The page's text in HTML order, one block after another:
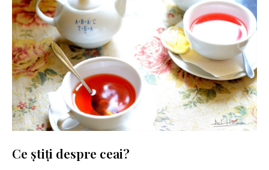
Ce știți despre ceai?